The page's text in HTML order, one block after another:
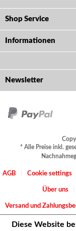
Shop Service
Informationen
Newsletter
* Alle Preise inkl.
AGB Cookie settings
Über uns
Versand und
Diese Website